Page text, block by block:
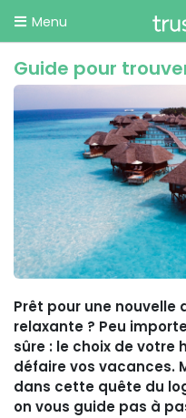
Menu
Guide pour
Prêt pour une
relaxante ? Peu
sûre : le choix de
défaire vos vacances.
dans cette quête du
on vous guide pas à